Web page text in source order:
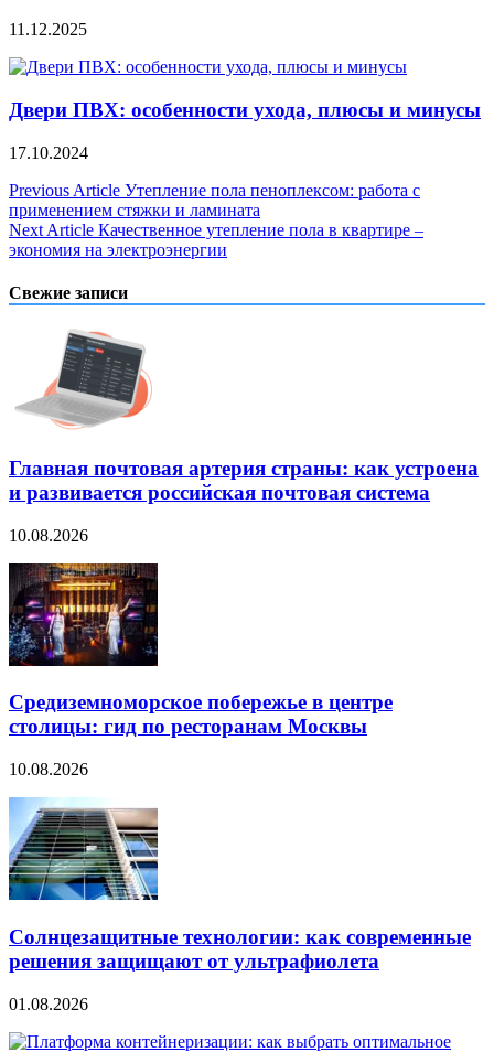
11.12.2025
Двери ПВХ: особенности ухода, плюсы и минусы
17.10.2024
Навигация
по
записям
Previous Article Утепление пола пеноплексом: работа с
применением стяжки и ламината
Next Article Качественное утепление пола в квартире –
экономия на электроэнергии
Свежие записи
Главная почтовая артерия страны: как устроена
и развивается российская почтовая система
10.08.2026
Средиземноморское побережье в центре
столицы: гид по ресторанам Москвы
10.08.2026
Солнцезащитные технологии: как современные
решения защищают от ультрафиолета
01.08.2026